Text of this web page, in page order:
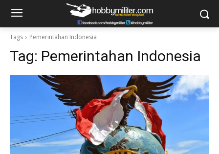
Tags Pemerintahan Indonesia
Tag: Pemerintahan Indonesia